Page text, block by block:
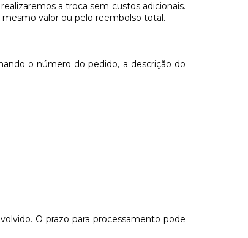
a troca sem custos adicionais.
valor ou pelo reembolso total.
o número do pedido, a descrição do
O prazo para processamento pode